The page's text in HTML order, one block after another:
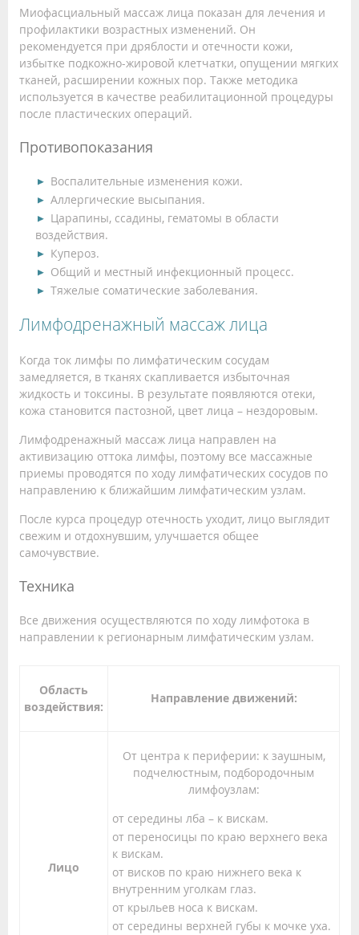
Миофасциальный массаж лица показан для лечения и
профилактики возрастных изменений. Он
рекомендуется при дряблости и отечности кожи,
избытке подкожно-жировой клетчатки, опущении мягких
тканей, расширении кожных пор. Также методика
используется в качестве реабилитационной процедуры
после пластических операций.
Противопоказания
Воспалительные изменения кожи.
Аллергические высыпания.
Царапины, ссадины, гематомы в области
воздействия.
Купероз.
Общий и местный инфекционный процесс.
Тяжелые соматические заболевания.
Лимфодренажный массаж лица
Когда ток лимфы по лимфатическим сосудам
замедляется, в тканях скапливается избыточная
жидкость и токсины. В результате появляются отеки,
кожа становится пастозной, цвет лица – нездоровым.
Лимфодренажный массаж лица направлен на
активизацию оттока лимфы, поэтому все массажные
приемы проводятся по ходу лимфатических сосудов по
направлению к ближайшим лимфатическим узлам.
После курса процедур отечность уходит, лицо выглядит
свежим и отдохнувшим, улучшается общее
самочувствие.
Техника
Все движения осуществляются по ходу лимфотока в
направлении к регионарным лимфатическим узлам.
Область
воздействия:
Направление движений:
Лицо
От центра к периферии: к заушным,
подчелюстным, подбородочным
лимфоузлам:
от середины лба – к вискам.
от переносицы по краю верхнего века
к вискам.
от висков по краю нижнего века к
внутренним уголкам глаз.
от крыльев носа к вискам.
от середины верхней губы к мочке уха.